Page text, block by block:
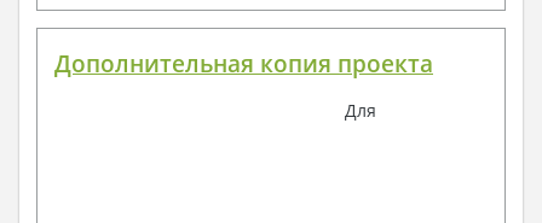
Дополнительная копия проекта
Для